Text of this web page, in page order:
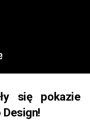
się pokazie